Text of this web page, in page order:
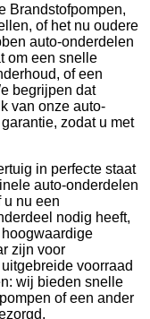
Brandstofpompen,
of het nu oudere
auto-onderdelen
om een snelle
of een
begrijpen dat
van onze auto-
zodat u met
in perfecte staat
auto-onderdelen
u nu een
nodig heeft,
zijn voor
voorraad
wij bieden snelle
of een ander